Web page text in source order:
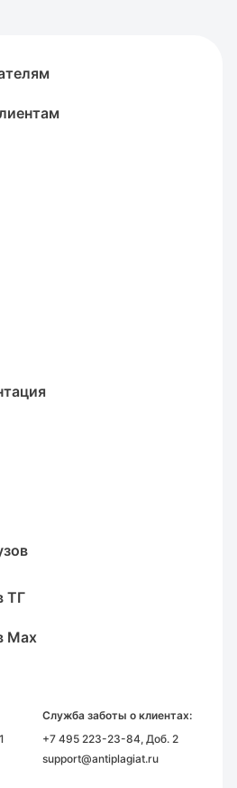
ТГ
Max
Служба заботы о клиентах:
+7 495 223-23-84, Доб. 2
support@antiplagiat.ru